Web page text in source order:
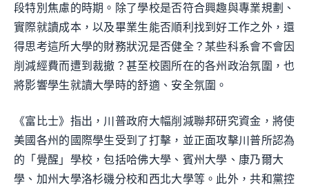
段特別焦慮的時期。除了學校是否符合興趣與專業規劃、
實際就讀成本，以及畢業生能否順利找到好工作之外，還
得思考這所大學的財務狀況是否健全？某些科系會不會因
削減經費而遭到裁撤？甚至校園所在的各州政治氛圍，也
將影響學生就讀大學時的舒適、安全氛圍。
《富比士》指出，川普政府大幅削減聯邦研究資金，將使
美國各州的國際學生受到了打擊，並正面攻擊川普所認為
的「覺醒」學校，包括哈佛大學、賓州大學、康乃爾大
學、加州大學洛杉磯分校和西北大學等。此外，共和黨控